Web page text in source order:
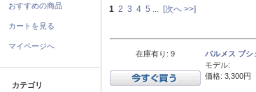
おすすめの商品
カートを見る
マイページへ
カテゴリ
1 2 3 4 5 [次へ >>]
在庫有り: 9
バルメス ブ
モデル:
価格: 3,300円